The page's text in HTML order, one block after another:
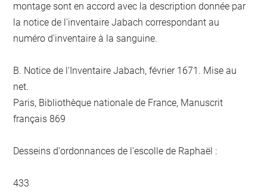
montage sont en accord avec la description donnée par
la notice de l'inventaire Jabach correspondant au
numéro d'inventaire à la sanguine.
B. Notice de l'Inventaire Jabach, février 1671. Mise au
net.
Paris, Bibliothèque nationale de France, Manuscrit
français 869
Desseins d'ordonnances de l'escolle de Raphaël :
433